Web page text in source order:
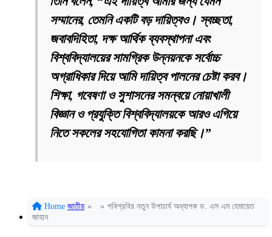
সম্মানের, তেমনি একটি বড় দায়িত্বও। স্বচ্ছতা,
জবাবদিহিতা, দক্ষ আর্থিক ব্যবস্থাপনা এবং
বিশ্ববিদ্যালয়ের সামগ্রিক উন্নয়নকে সর্বোচ্চ
অগ্রাধিকার দিয়ে আমি দায়িত্ব পালনের চেষ্টা করব।
শিক্ষা, গবেষণা ও সুশাসনের সমন্বয়ে নোয়াখালী
বিজ্ঞান ও প্রযুক্তি বিশ্ববিদ্যালয়কে আরও এগিয়ে
নিতে সকলের সহযোগিতা কামনা করছি।”
Home জাতীয় » » পবিপ্রবির নতুন উপাচার্য অধ্যাপক ড. এস এম হেমায়েত
জাহান